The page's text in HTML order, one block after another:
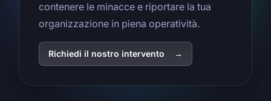
contenere le minacce e riportare la tua
organizzazione in piena operatività.
Richiedi il nostro intervento →